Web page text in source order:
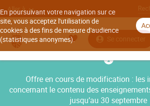
En poursuivant votre navigation sur ce
site, vous acceptez l'utilisation de
cookies à des fins de mesure d'audience
(statistiques anonymes).
Aller à
Se connecter
Offre en cours de modification : les
concernant le contenu des
jusqu’au 30 septembre